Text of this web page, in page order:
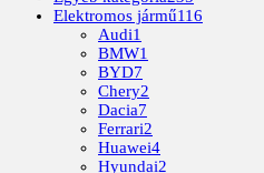
Elektromos jármű116
Audi1
BMW1
BYD7
Chery2
Dacia7
Ferrari2
Huawei4
Hyundai2